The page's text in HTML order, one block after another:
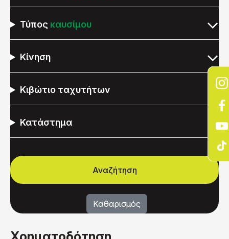
Τύπος καυσίμου
Κίνηση
Κιβώτιο ταχυτήτων
Κατάστημα